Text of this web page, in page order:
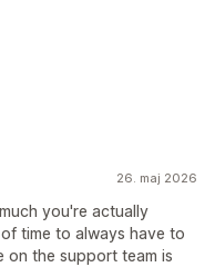
26. maj 2026
you're actually
time to always have to
on the support team is